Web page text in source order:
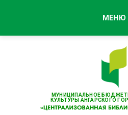
МУНИЦИПАЛЬНОЕ
КУЛЬТУРЫ АНГАРСКОГО
МЕНЮ